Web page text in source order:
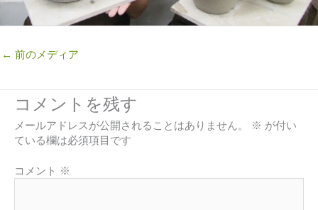
← 前のメディア
コメントを残す
メールアドレスが公開されることはありません。 ※ が付い
ている欄は必須項目です
コメント ※